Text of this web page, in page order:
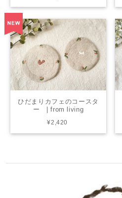
ひだまりカフェのコースタ
ー | from living
¥2,420